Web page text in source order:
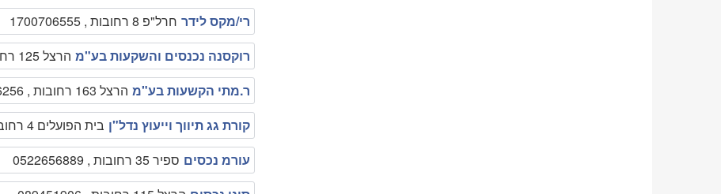
רי/מקס לידר חרל"פ 8 רחובות , 1700706555
רוקסנה נכנסים והשקעות בע"מ הרצל 125 רחובות , 089452321
ר.מתי הקשעות בע"מ הרצל 163 רחובות , 089466256
קורת גג תיווך וייעוץ נדל"ן בית הפועלים 4 רחובות , 089463132
עורמ נכסים ספיר 35 רחובות , 0522656889